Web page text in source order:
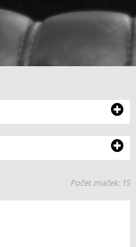
Počet značek: 15